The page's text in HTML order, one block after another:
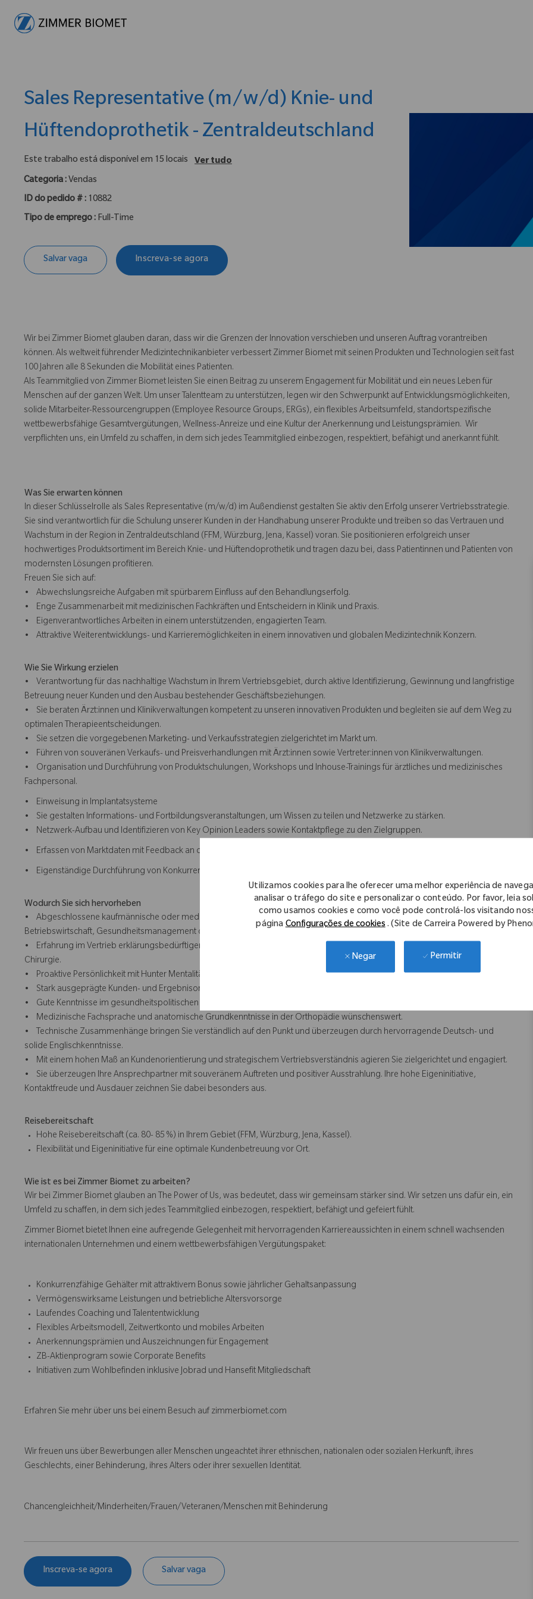
Utilizamos cookies para lhe oferecer uma melhor experiência de
analisar o tráfego do site e personalizar o conteúdo. Por favor, leia
como usamos cookies e como você pode controlá-los visitando
página Configurações de cookies. (Site de Carreira Powered by
Negar Permitir
Sales Representative (m/w/d) Knie- und
Hüftendoprothetik - Zentraldeutschland
Este trabalho está disponível em 15 locais
Ver tudo
Categoria : Vendas
ID do pedido # : 10882
Tipo de emprego : Full-Time
Salvar vaga Inscreva-se agora
Wir bei Zimmer Biomet glauben daran, dass wir die Grenzen der Innovation verschieben und unseren Auftrag vorantreiben
können. Als weltweit führender Medizintechnikanbieter verbessert Zimmer Biomet mit seinen Produkten und Technologien seit fast
100 Jahren alle 8 Sekunden die Mobilität eines Patienten.
Als Teammitglied von Zimmer Biomet leisten Sie einen Beitrag zu unserem Engagement für Mobilität und ein neues Leben für
Menschen auf der ganzen Welt. Um unser Talentteam zu unterstützen, legen wir den Schwerpunkt auf Entwicklungsmöglichkeiten,
solide Mitarbeiter-Ressourcengruppen (Employee Resource Groups, ERGs), ein flexibles Arbeitsumfeld, standortspezifische
wettbewerbsfähige Gesamtvergütungen, Wellness-Anreize und eine Kultur der Anerkennung und Leistungsprämien. Wir
verpflichten uns, ein Umfeld zu schaffen, in dem sich jedes Teammitglied einbezogen, respektiert, befähigt und anerkannt fühlt.
Was Sie erwarten können
In dieser Schlüsselrolle als Sales Representative (m/w/d) im Außendienst gestalten Sie aktiv den Erfolg unserer Vertriebsstrategie.
Sie sind verantwortlich für die Schulung unserer Kunden in der Handhabung unserer Produkte und treiben so das Vertrauen und
Wachstum in der Region in Zentraldeutschland (FFM, Würzburg, Jena, Kassel) voran. Sie positionieren erfolgreich unser
hochwertiges Produktsortiment im Bereich Knie- und Hüftendoprothetik und tragen dazu bei, dass Patientinnen und Patienten von
modernsten Lösungen profitieren.
Freuen Sie sich auf:
• Abwechslungsreiche Aufgaben mit spürbarem Einfluss auf den Behandlungserfolg.
• Enge Zusammenarbeit mit medizinischen Fachkräften und Entscheidern in Klinik und Praxis.
• Eigenverantwortliches Arbeiten in einem unterstützenden, engagierten Team.
• Attraktive Weiterentwicklungs- und Karrieremöglichkeiten in einem innovativen und globalen Medizintechnik Konzern.
Wie Sie Wirkung erzielen
• Verantwortung für das nachhaltige Wachstum in Ihrem Vertriebsgebiet, durch aktive Identifizierung, Gewinnung und langfristige
Betreuung neuer Kunden und den Ausbau bestehender Geschäftsbeziehungen.
• Sie beraten Ärzt:innen und Klinikverwaltungen kompetent zu unseren innovativen Produkten und begleiten sie auf dem Weg zu
optimalen Therapieentscheidungen.
• Sie setzen die vorgegebenen Marketing- und Verkaufsstrategien zielgerichtet im Markt um.
• Führen von souveränen Verkaufs- und Preisverhandlungen mit Ärzt:innen sowie Vertreter:innen von Klinikverwaltungen.
• Organisation und Durchführung von Produktschulungen, Workshops und Inhouse-Trainings für ärztliches und medizinisches
Fachpersonal.
• Einweisung in Implantatsysteme
• Sie gestalten Informations- und Fortbildungsveranstaltungen, um Wissen zu teilen und Netzwerke zu stärken.
• Netzwerk-Aufbau und Identifizieren von Key Opinion Leaders sowie Kontaktpflege zu den Zielgruppen.
• Erfassen von Marktdaten mit Feedback an die Verkaufsleitung
• Eigenständige Durchführung von Konkurrenz- und Marktanalysen sowie Teilnahme an Kongressen und Klinikveranstaltungen.
Wodurch Sie sich hervorheben
• Abgeschlossene kaufmännische oder medizinisch-technische Ausbildung, alternativ ein Hochschulabschluss (z. B. in
Betriebswirtschaft, Gesundheitsmanagement oder einem vergleichbaren Fachgebiet).
• Erfahrung im Vertrieb erklärungsbedürftiger Produkte, vorzugsweise in der Orthopädie (Knie- und Hüftendoprothetik) oder
Chirurgie.
• Proaktive Persönlichkeit mit Hunter Mentalität.
• Stark ausgeprägte Kunden- und Ergebnisorientierung sowie Verhandlungsgeschick.
• Gute Kenntnisse im gesundheitspolitischen Umfeld (z.B. über DRGs) oder Erfahrung im Klinikgeschäft.
• Medizinische Fachsprache und anatomische Grundkenntnisse in der Orthopädie wünschenswert.
• Technische Zusammenhänge bringen Sie verständlich auf den Punkt und überzeugen durch hervorragende Deutsch- und
solide Englischkenntnisse.
• Mit einem hohen Maß an Kundenorientierung und strategischem Vertriebsverständnis agieren Sie zielgerichtet und engagiert.
• Sie überzeugen Ihre Ansprechpartner mit souveränem Auftreten und positiver Ausstrahlung. Ihre hohe Eigeninitiative,
Kontaktfreude und Ausdauer zeichnen Sie dabei besonders aus.
Reisebereitschaft
Hohe Reisebereitschaft (ca. 80- 85 %) in Ihrem Gebiet (FFM, Würzburg, Jena, Kassel).
Flexibilität und Eigeninitiative für eine optimale Kundenbetreuung vor Ort.
Wie ist es bei Zimmer Biomet zu arbeiten?
Wir bei Zimmer Biomet glauben an The Power of Us, was bedeutet, dass wir gemeinsam stärker sind. Wir setzen uns dafür ein, ein
Umfeld zu schaffen, in dem sich jedes Teammitglied einbezogen, respektiert, befähigt und gefeiert fühlt.
Zimmer Biomet bietet Ihnen eine aufregende Gelegenheit mit hervorragenden Karriereaussichten in einem schnell wachsenden
internationalen Unternehmen und einem wettbewerbsfähigen Vergütungspaket:
Konkurrenzfähige Gehälter mit attraktivem Bonus sowie jährlicher Gehaltsanpassung
Vermögenswirksame Leistungen und betriebliche Altersvorsorge
Laufendes Coaching und Talententwicklung
Flexibles Arbeitsmodell, Zeitwertkonto und mobiles Arbeiten
Anerkennungsprämien und Auszeichnungen für Engagement
ZB-Aktienprogram sowie Corporate Benefits
Initiativen zum Wohlbefinden inklusive Jobrad und Hansefit Mitgliedschaft
Erfahren Sie mehr über uns bei einem Besuch auf zimmerbiomet.com
Wir freuen uns über Bewerbungen aller Menschen ungeachtet ihrer ethnischen, nationalen oder sozialen Herkunft, ihres
Geschlechts, einer Behinderung, ihres Alters oder ihrer sexuellen Identität.
Chancengleichheit/Minderheiten/Frauen/Veteranen/Menschen mit Behinderung
Inscreva-se agora Salvar vaga